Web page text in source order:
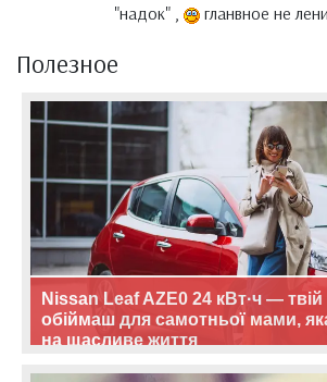
"надок" ,
гланвное не
Полезное
Nissan Leaf AZE0 24 кВт·ч —
обіймаш для самотньої мами,
на щасливе життя